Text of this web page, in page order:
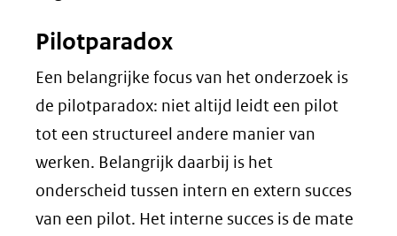
Pilotparadox
Een belangrijke focus van het onderzoek is
de pilotparadox: niet altijd leidt een pilot
tot een structureel andere manier van
werken. Belangrijk daarbij is het
onderscheid tussen intern en extern succes
van een pilot. Het interne succes is de mate